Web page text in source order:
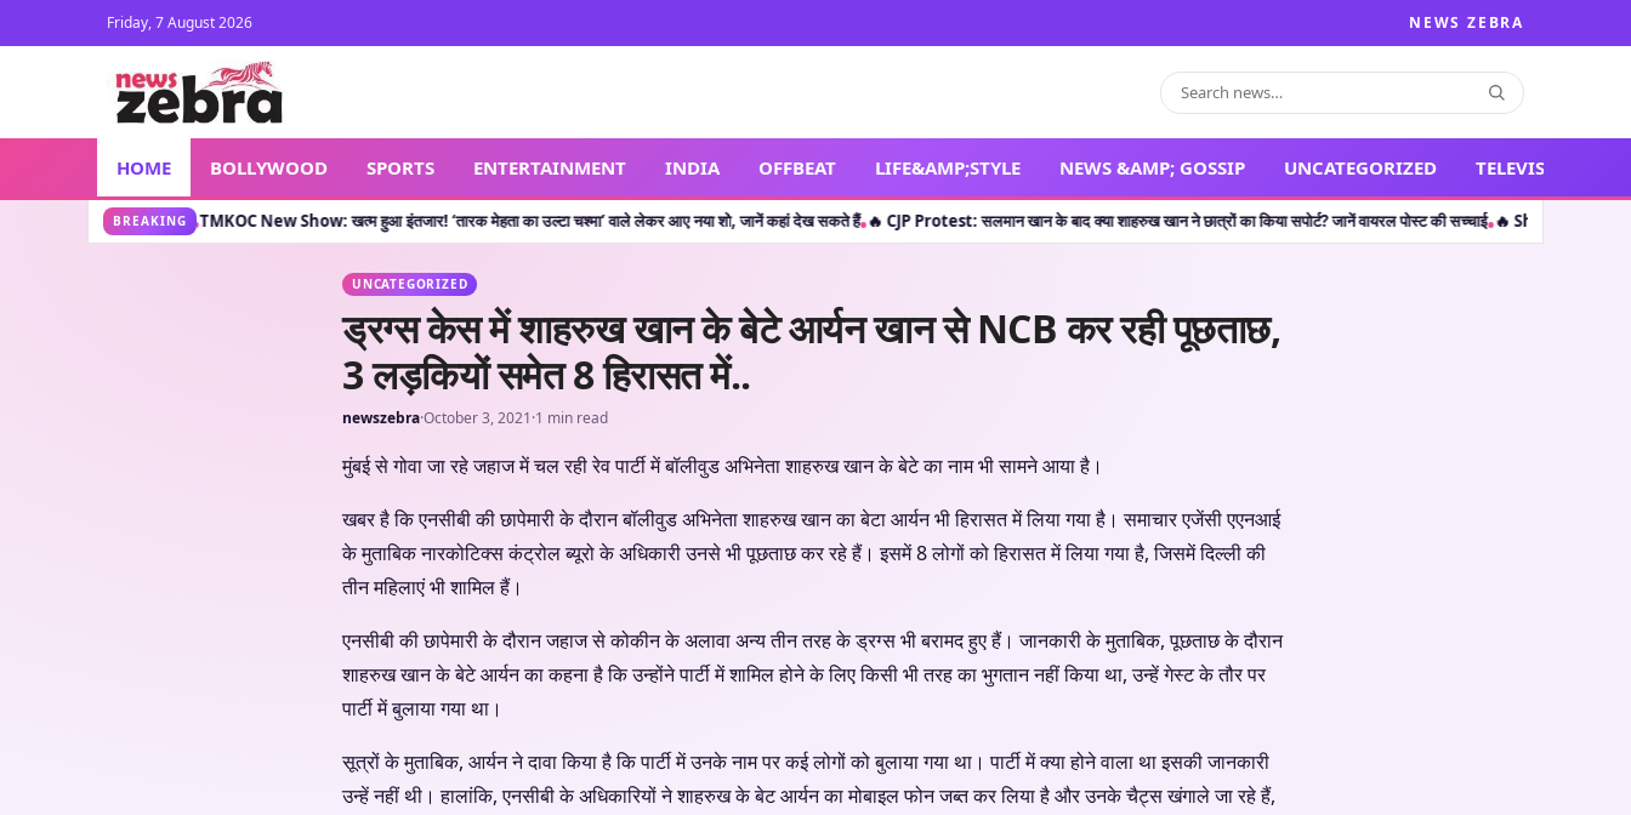
Friday, 7 August 2026 NEWS ZEBRA
HOME BOLLYWOOD SPORTS ENTERTAINMENT INDIA OFFBEAT LIFE&AMP;STYLE NEWS &AMP; GOSSIP UNCATEGORIZED TELEVISION
BREAKING
क्या कहती है?•TMKOC New Show: खत्म हुआ इंतजार! ‘तारक मेहता का उल्टा चश्मा’ वाले लेकर आए नया शो, जानें कहां देख सकते हैं•🔥 CJP Protest: सलमान खान के बाद क्या शाहरुख खान ने छात्रों का किया सपोर्ट? जानें वायरल पोस्ट की सच्चाई•🔥 Shocking Retirement:
UNCATEGORIZED
ड्रग्स केस में शाहरुख खान के बेटे आर्यन खान से NCB कर रही पूछताछ,
3 लड़कियों समेत 8 हिरासत में..
newszebra·October 3, 2021·1 min read
मुंबई से गोवा जा रहे जहाज में चल रही रेव पार्टी में बॉलीवुड अभिनेता शाहरुख खान के बेटे का नाम भी सामने आया है।
खबर है कि एनसीबी की छापेमारी के दौरान बॉलीवुड अभिनेता शाहरुख खान का बेटा आर्यन भी हिरासत में लिया गया है। समाचार एजेंसी एएनआई
के मुताबिक नारकोटिक्स कंट्रोल ब्यूरो के अधिकारी उनसे भी पूछताछ कर रहे हैं। इसमें 8 लोगों को हिरासत में लिया गया है, जिसमें दिल्ली की
तीन महिलाएं भी शामिल हैं।
एनसीबी की छापेमारी के दौरान जहाज से कोकीन के अलावा अन्य तीन तरह के ड्रग्स भी बरामद हुए हैं। जानकारी के मुताबिक, पूछताछ के दौरान
शाहरुख खान के बेटे आर्यन का कहना है कि उन्होंने पार्टी में शामिल होने के लिए किसी भी तरह का भुगतान नहीं किया था, उन्हें गेस्ट के तौर पर
पार्टी में बुलाया गया था।
सूत्रों के मुताबिक, आर्यन ने दावा किया है कि पार्टी में उनके नाम पर कई लोगों को बुलाया गया था। पार्टी में क्या होने वाला था इसकी जानकारी
उन्हें नहीं थी। हालांकि, एनसीबी के अधिकारियों ने शाहरुख के बेट आर्यन का मोबाइल फोन जब्त कर लिया है और उनके चैट्स खंगाले जा रहे हैं,